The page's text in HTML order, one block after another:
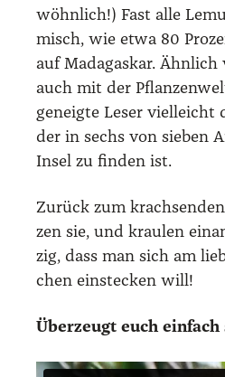
wöhn­lich!) Fast alle
misch, wie etwa 80
auf Mada­gas­kar. Ähn­lich
auch mit der
geneig­te Leser viel­leicht
der in sechs von sie­ben
Insel zu fin­den ist.
Zurück zum
zen sie, und krau­len
zig, dass man sich am
chen ein­ste­cken will!
Über­zeugt euch ein­fach